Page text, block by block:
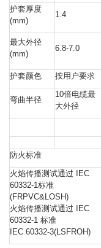
护套厚度
(mm)
1.4
最大外径
(mm)
6.8-7.0
护套颜色
按用户要求
弯曲半径
10倍电缆最
大外径
防火标准
火焰传播测试通过 IEC
60332-1标准
(FRPVC&LOSH)
火焰传播测试通过 IEC
60332-1 标准
IEC 60332-3(LSFROH)